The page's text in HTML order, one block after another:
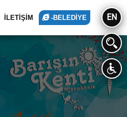
İLETİŞİM -BELEDİYE EN